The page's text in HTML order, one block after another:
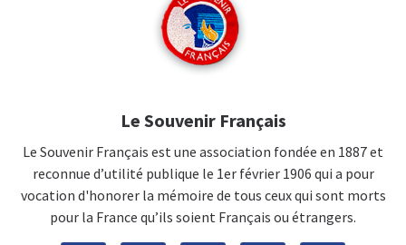
Le Souvenir Français
Le Souvenir Français est une association fondée en 1887 et
reconnue d’utilité publique le 1er février 1906 qui a pour
vocation d'honorer la mémoire de tous ceux qui sont morts
pour la France qu’ils soient Français ou étrangers.